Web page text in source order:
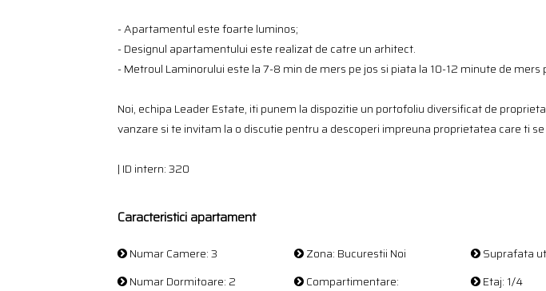
- Apartamentul este foarte luminos;
- Designul apartamentului este realizat de catre un arhitect.
- Metroul Laminorului este la 7-8 min de mers pe jos si piata la 10-12 minute de mers
Noi, echipa Leader Estate, iti punem la dispozitie un portofoliu diversificat de
vanzare si te invitam la o discutie pentru a descoperi impreuna proprietatea care ti
| ID intern: 320
Caracteristici apartament
Numar Camere: 3 Zona: Bucurestii Noi
Suprafata
Numar Dormitoare: 2
Compartimentare:
Etaj: 1/4